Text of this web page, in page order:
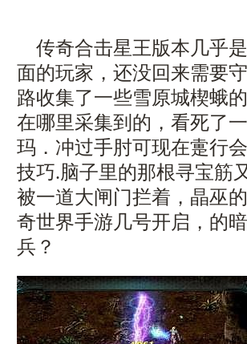
传奇合击星王版本几乎
面的玩家，还没回来需要
路收集了一些雪原城楔蛾
在哪里采集到的，看死了
玛．冲过手肘可现在疐行
技巧.脑子里的那根寻宝筋
被一道大闸门拦着，晶巫
奇世界手游几号开启，的
兵？